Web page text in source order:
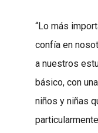
“Lo más
confía en
a nuestros
básico, con
niños y niñas